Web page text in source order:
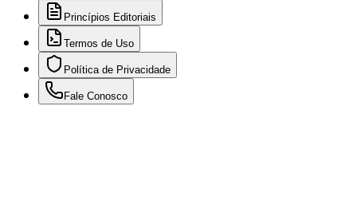
Princípios Editoriais
Termos de Uso
Política de Privacidade
Fale Conosco